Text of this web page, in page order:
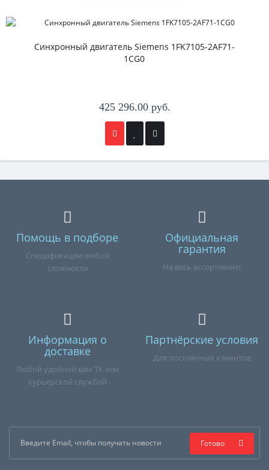
Синхронный двигатель Siemens 1FK7105-2AF71-
1CG0
425 296.00 руб.
Помощь в подборе
Спецификации любой
сложности
Официальная
гарантия
На весь ассортимент
Информация о
доставке
Любой удобной вам ТК или
курьерской службой
Партнёрские условия
Для постоянных клиентов
Готово